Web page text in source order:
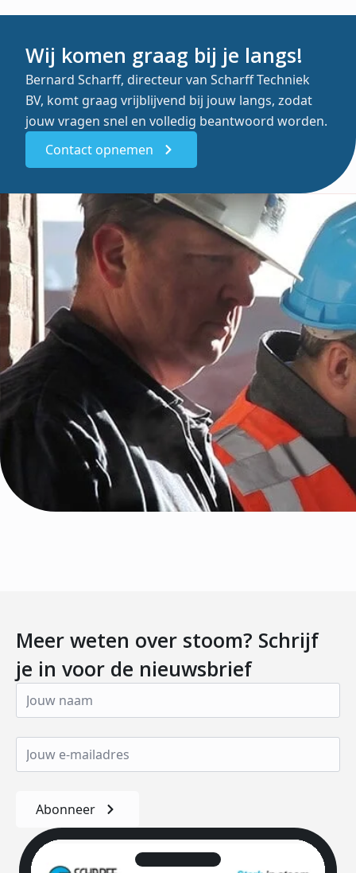
Wij komen graag bij je langs!
Bernard Scharff, directeur van Scharff Techniek
BV, komt graag vrijblijvend bij jouw langs, zodat
jouw vragen snel en volledig beantwoord worden.
Contact opnemen
Meer weten over stoom? Schrijf
je in voor de nieuwsbrief
Abonneer